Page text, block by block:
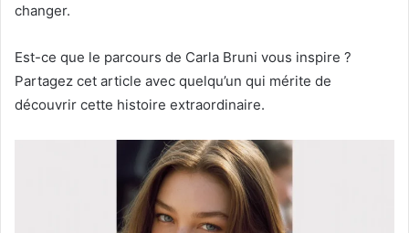
changer.
Est-ce que le parcours de Carla Bruni vous inspire ?
Partagez cet article avec quelqu’un qui mérite de
découvrir cette histoire extraordinaire.